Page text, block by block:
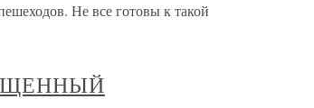
Не все готовы к такой